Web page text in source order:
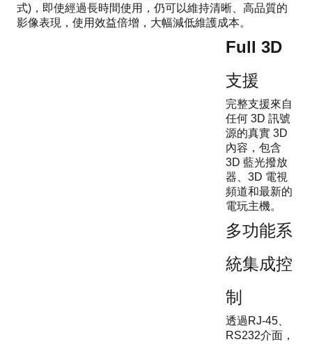
式)，即使經過長時間使用，仍可以維持清晰、高品質的
影像表現，使用效益倍增，大幅減低維護成本。
Full 3D
支援
完整支援來自
任何 3D 訊號
源的真實 3D
內容，包含
3D 藍光撥放
器、3D 電視
頻道和最新的
電玩主機。
多功能系
統集成控
制
透過RJ-45、
RS232介面，